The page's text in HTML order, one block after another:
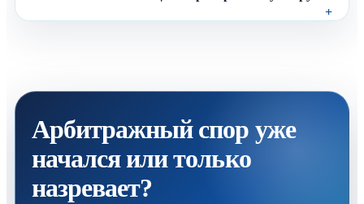
Арбитражный спор уже
начался или только
назревает?